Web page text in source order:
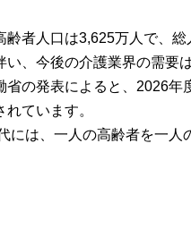
齢者人口は3,625万人で、総
い、今後の介護業界の需要
省の発表によると、2026
れています。
には、一人の高齢者を一人